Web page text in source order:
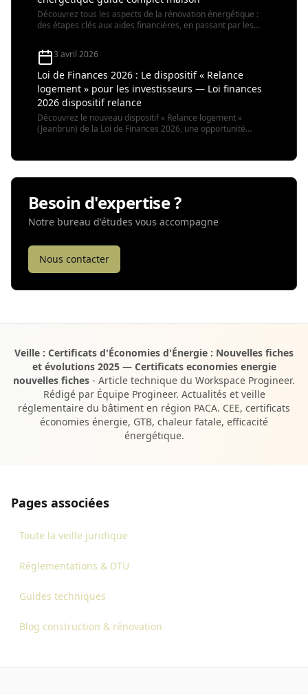
Découvrez tous les aspects de la rénovation énergétique :
des étapes clés aux aides financières, en passant par les
les opportunités de rénovation maison à Toulon et en région
PACA.3 avril 2026
Loi de Finances 2026 : Le dispositif « Relance
logement » pour les investisseurs — Loi finances
2026 dispositif relance
Découvrez le nouveau dispositif « Relance logement »
(Jeanbrun) de la Loi de Finances 2026, une opportunité
Besoin d'expertise ?
Notre bureau d'études vous accompagne
Nous contacter
Veille : Certificats d'Économies d'Énergie : Nouvelles fiches
et évolutions 2025 — Certificats economies energie
nouvelles fiches - Article technique du Workspace Progineer.
Rédigé par Équipe Progineer. Actualités et veille
réglementaire du bâtiment en région PACA. CEE, certificats
économies énergie, GTB, chaleur fatale, efficacité
énergétique.
Pages associées
Toute la veille juridique
Réglementations & DTU
Guides techniques
Blog construction & rénovation